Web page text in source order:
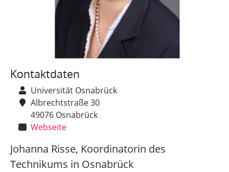
Kontaktdaten
Universität Osnabrück
Albrechtstraße 30
49076 Osnabrück
Webseite
Johanna Risse, Koordinatorin des
Technikums in Osnabrück